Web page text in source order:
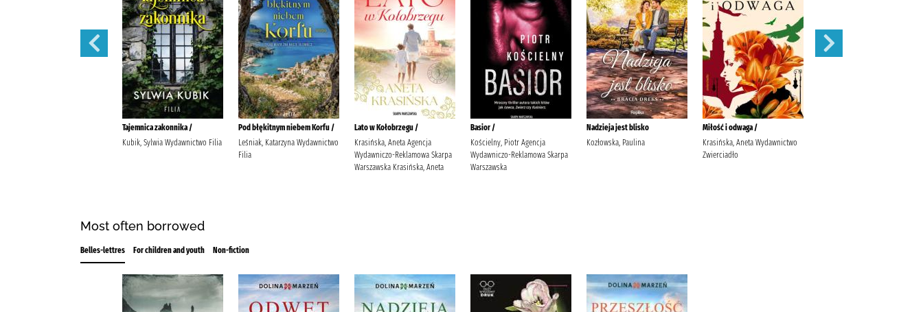
Tajemnica zakonnika /
Kubik, Sylwia Wydawnictwo Filia
Pod błękitnym niebem Korfu /
Leśniak, Katarzyna Wydawnictwo
Filia
Lato w Kołobrzegu /
Krasińska, Aneta Agencja
Wydawniczo-Reklamowa Skarpa
Warszawska Krasińska, Aneta
Basior /
Kościelny, Piotr Agencja
Wydawniczo-Reklamowa Skarpa
Warszawska
Nadzieja jest blisko
Kozłowska, Paulina
Miłość i odwaga /
Krasińska, Aneta Wydawnictwo
Zwierciadło
Most often borrowed
Belles-lettres For children and youth Non-fiction